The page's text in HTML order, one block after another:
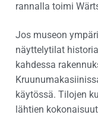
rannalla toimi
Jos museon
näyttelytilat
kahdessa
käytössä. Tilojen
lähtien